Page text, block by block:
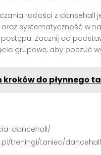
radości z dansehall
systematyczność w
Zacznij od
grupowe, aby poczuć
kroków do płynnego
dancehall/
treningi/taniec/